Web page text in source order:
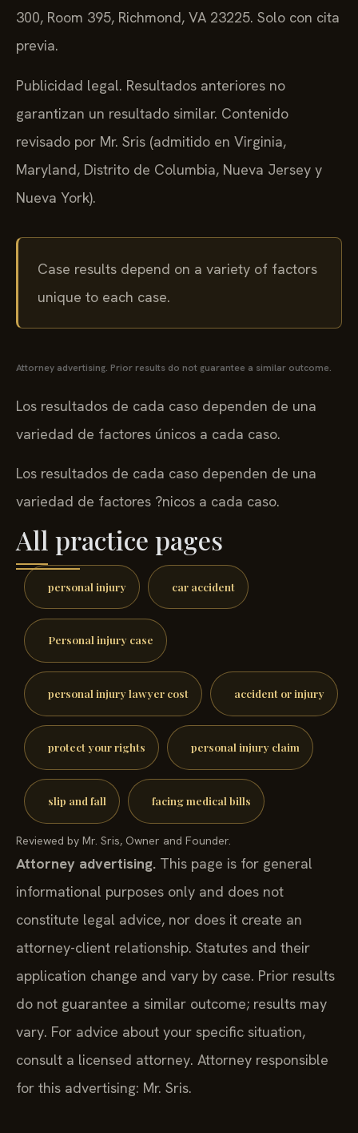
300, Room 395, Richmond, VA 23225. Solo con cita
previa.
Publicidad legal. Resultados anteriores no
garantizan un resultado similar. Contenido
revisado por Mr. Sris (admitido en Virginia,
Maryland, Distrito de Columbia, Nueva Jersey y
Nueva York).
Case results depend on a variety of factors
unique to each case.
Attorney advertising. Prior results do not guarantee a similar outcome.
Los resultados de cada caso dependen de una
variedad de factores únicos a cada caso.
Los resultados de cada caso dependen de una
variedad de factores ?nicos a cada caso.
All practice pages
personal injury car accident
Personal injury case
personal injury lawyer cost accident or injury
protect your rights personal injury claim
slip and fall facing medical bills
Reviewed by Mr. Sris, Owner and Founder.
Attorney advertising. This page is for general
informational purposes only and does not
constitute legal advice, nor does it create an
attorney-client relationship. Statutes and their
application change and vary by case. Prior results
do not guarantee a similar outcome; results may
vary. For advice about your specific situation,
consult a licensed attorney. Attorney responsible
for this advertising: Mr. Sris.